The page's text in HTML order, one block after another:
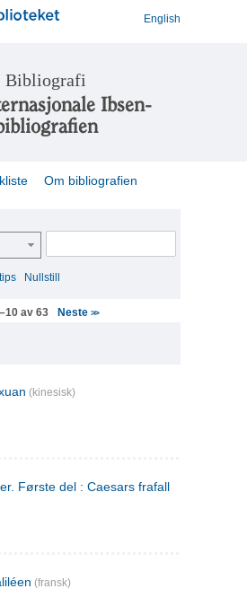
English
Bibliografi
Ibsen-
Om bibliografien
Nullstill
av 63 Neste>>
(kinesisk)
Første del : Caesars frafall
(fransk)